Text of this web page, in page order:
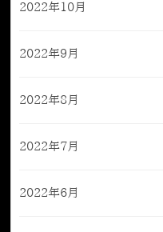
2022年10月
2022年9月
2022年8月
2022年7月
2022年6月